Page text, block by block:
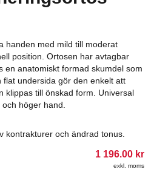
handen med mild till moderat
position. Ortosen har avtagbar
en anatomiskt formad skumdel som
flat undersida gör den enkelt att
klippas till önskad form. Universal
höger hand.
kontrakturer och ändrad tonus.
1 196.00 kr
exkl. moms